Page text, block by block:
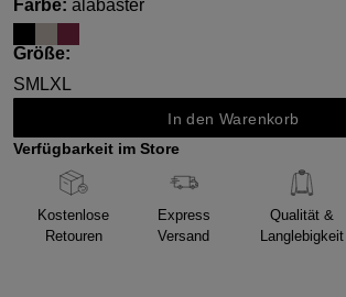
Farbe: alabaster
Größeauswählen
:
SM LXL
In den Warenkorb
Verfügbarkeit im Store
Kostenlose
Retouren
Express
Versand
Qualität &
Langlebigkeit